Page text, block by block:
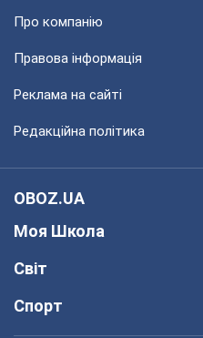
Про компанію
Правова інформація
Реклама на сайті
Редакційна політика
OBOZ.UA
Моя Школа
Світ
Спорт